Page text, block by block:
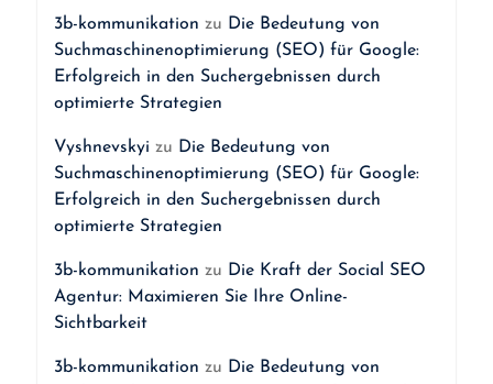
3b-kommunikation zu Die Bedeutung von
Suchmaschinenoptimierung (SEO) für Google:
Erfolgreich in den Suchergebnissen durch
optimierte Strategien
Vyshnevskyi zu Die Bedeutung von
Suchmaschinenoptimierung (SEO) für Google:
Erfolgreich in den Suchergebnissen durch
optimierte Strategien
3b-kommunikation zu Die Kraft der Social SEO
Agentur: Maximieren Sie Ihre Online-
Sichtbarkeit
3b-kommunikation zu Die Bedeutung von